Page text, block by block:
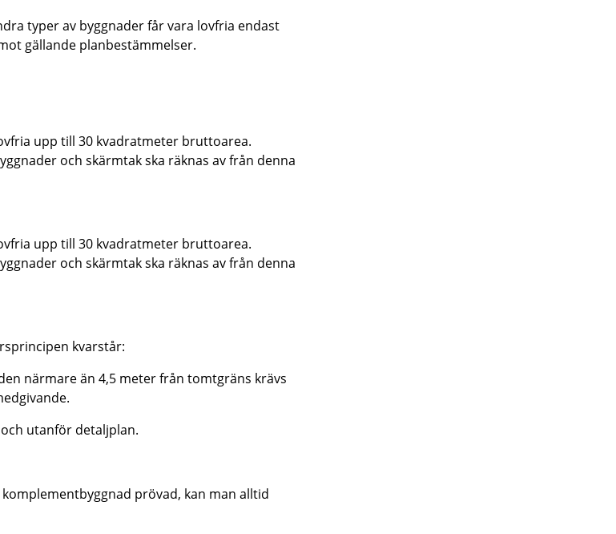
typer av byggnader får vara lovfria endast
gällande planbestämmelser.
upp till 30 kvadratmeter bruttoarea.
och skärmtak ska räknas av från denna
upp till 30 kvadratmeter bruttoarea.
och skärmtak ska räknas av från denna
kvarstår:
närmare än 4,5 meter från tomtgräns krävs
utanför detaljplan.
prövad, kan man alltid